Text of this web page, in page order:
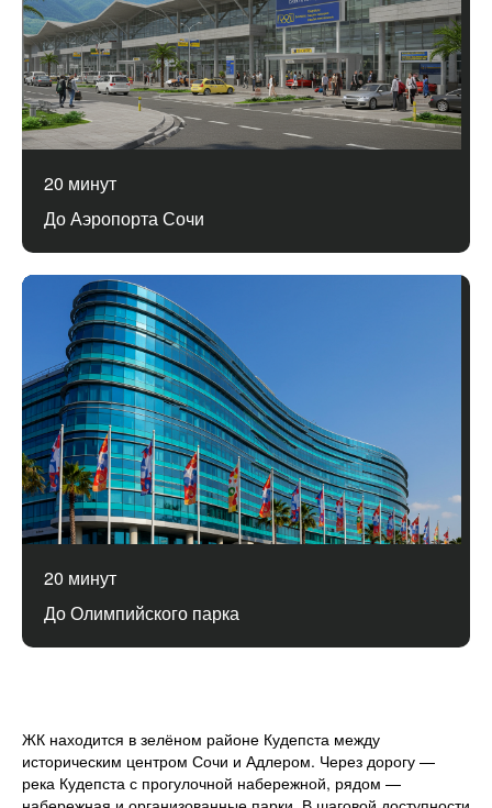
20 минут
До Аэропорта Сочи
20 минут
До Олимпийского парка
ЖК находится в зелёном районе Кудепста между
историческим центром Сочи и Адлером. Через дорогу —
река Кудепста с прогулочной набережной, рядом —